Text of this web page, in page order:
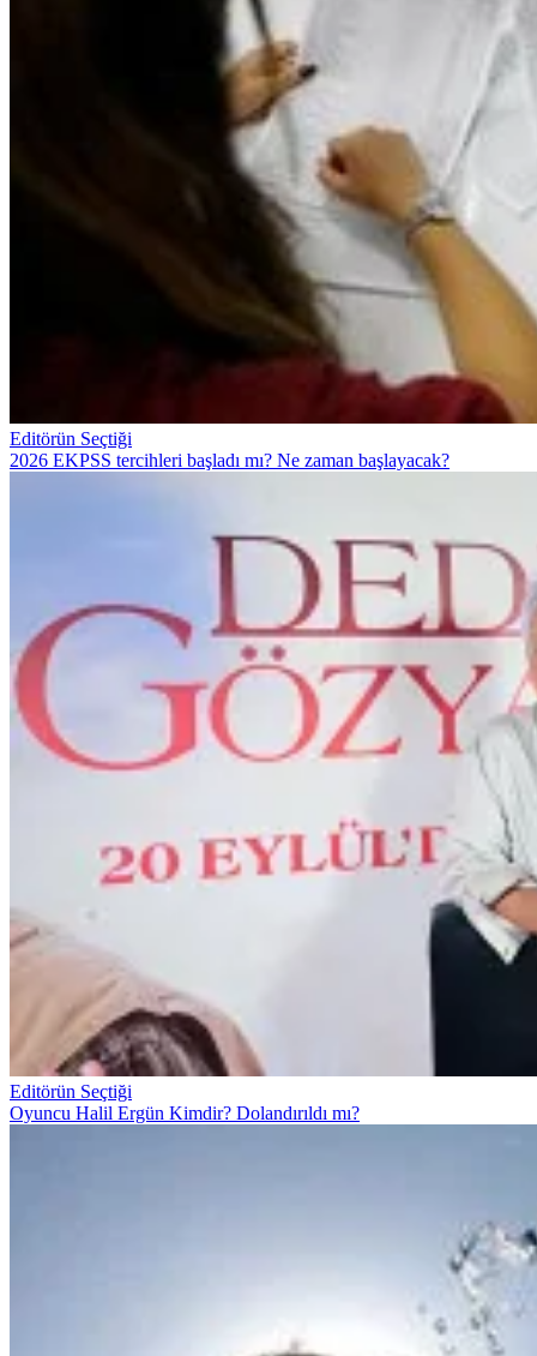
Editörün Seçtiği
2026 EKPSS tercihleri başladı mı? Ne zaman başlayacak?
Editörün Seçtiği
Oyuncu Halil Ergün Kimdir? Dolandırıldı mı?